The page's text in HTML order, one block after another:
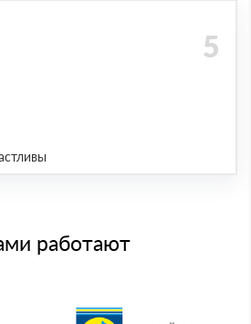
работают